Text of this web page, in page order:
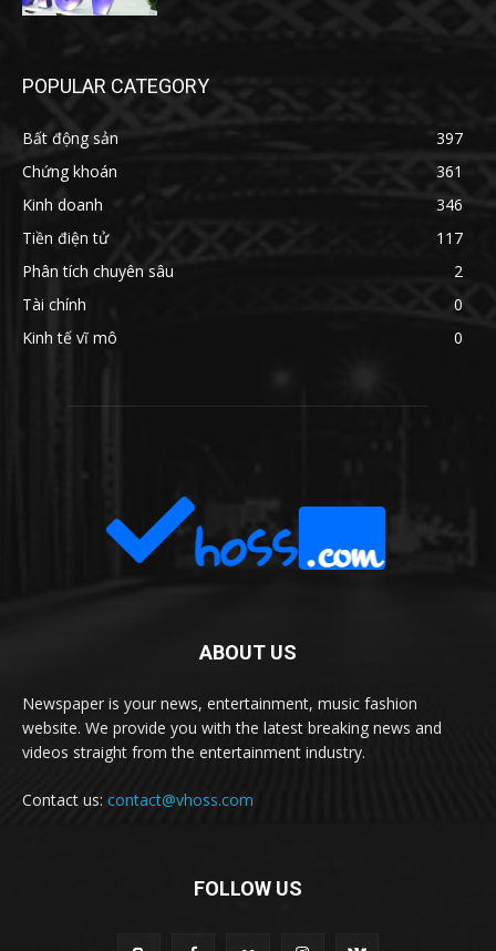
POPULAR CATEGORY
Bất động sản
397
Chứng khoán
361
Kinh doanh
346
Tiền điện tử
117
Phân tích chuyên sâu
2
Tài chính
0
Kinh tế vĩ mô
0
ABOUT US
Newspaper is your news, entertainment, music fashion
website. We provide you with the latest breaking news and
videos straight from the entertainment industry.
Contact us: contact@vhoss.com
FOLLOW US